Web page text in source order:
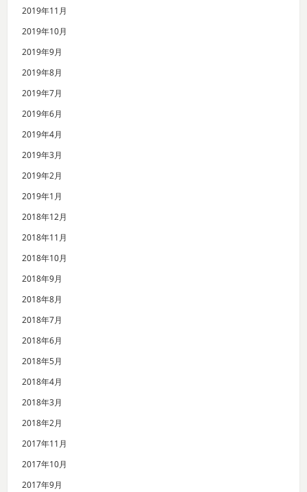
2019年11月
2019年10月
2019年9月
2019年8月
2019年7月
2019年6月
2019年4月
2019年3月
2019年2月
2019年1月
2018年12月
2018年11月
2018年10月
2018年9月
2018年8月
2018年7月
2018年6月
2018年5月
2018年4月
2018年3月
2018年2月
2017年11月
2017年10月
2017年9月